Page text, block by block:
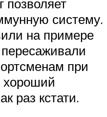
позволяет
систему.
на примере
при
хороший
раз кстати.